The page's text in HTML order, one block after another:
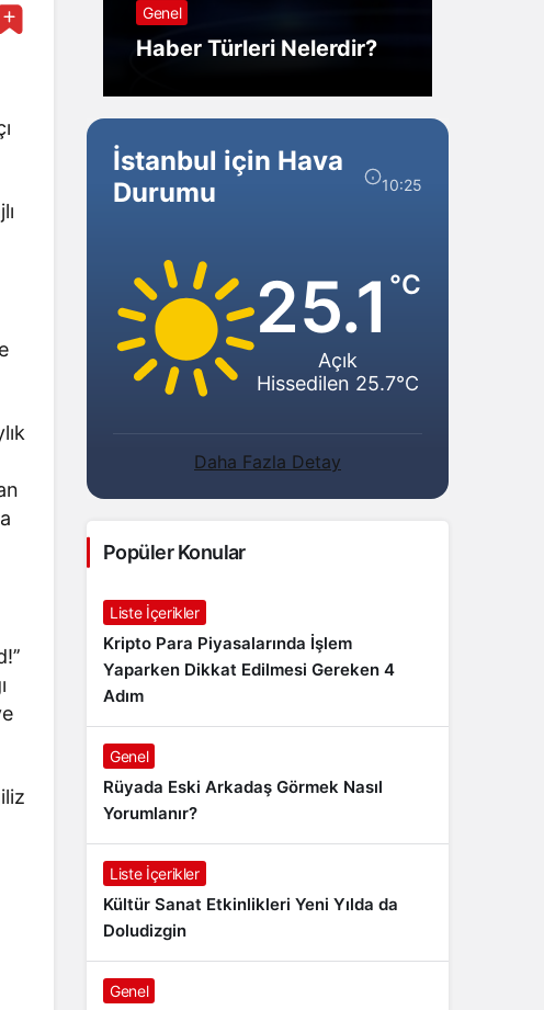
Genel
Haber Türleri Nelerdir?
İstanbul için Hava
Durumu
10:25
25.1 °C
Açık
Hissedilen 25.7°C
Daha Fazla Detay
Popüler Konular
Liste İçerikler
Kripto Para Piyasalarında İşlem
Yaparken Dikkat Edilmesi Gereken 4
Adım
Genel
Rüyada Eski Arkadaş Görmek Nasıl
Yorumlanır?
Liste İçerikler
Kültür Sanat Etkinlikleri Yeni Yılda da
Doludizgin
Genel